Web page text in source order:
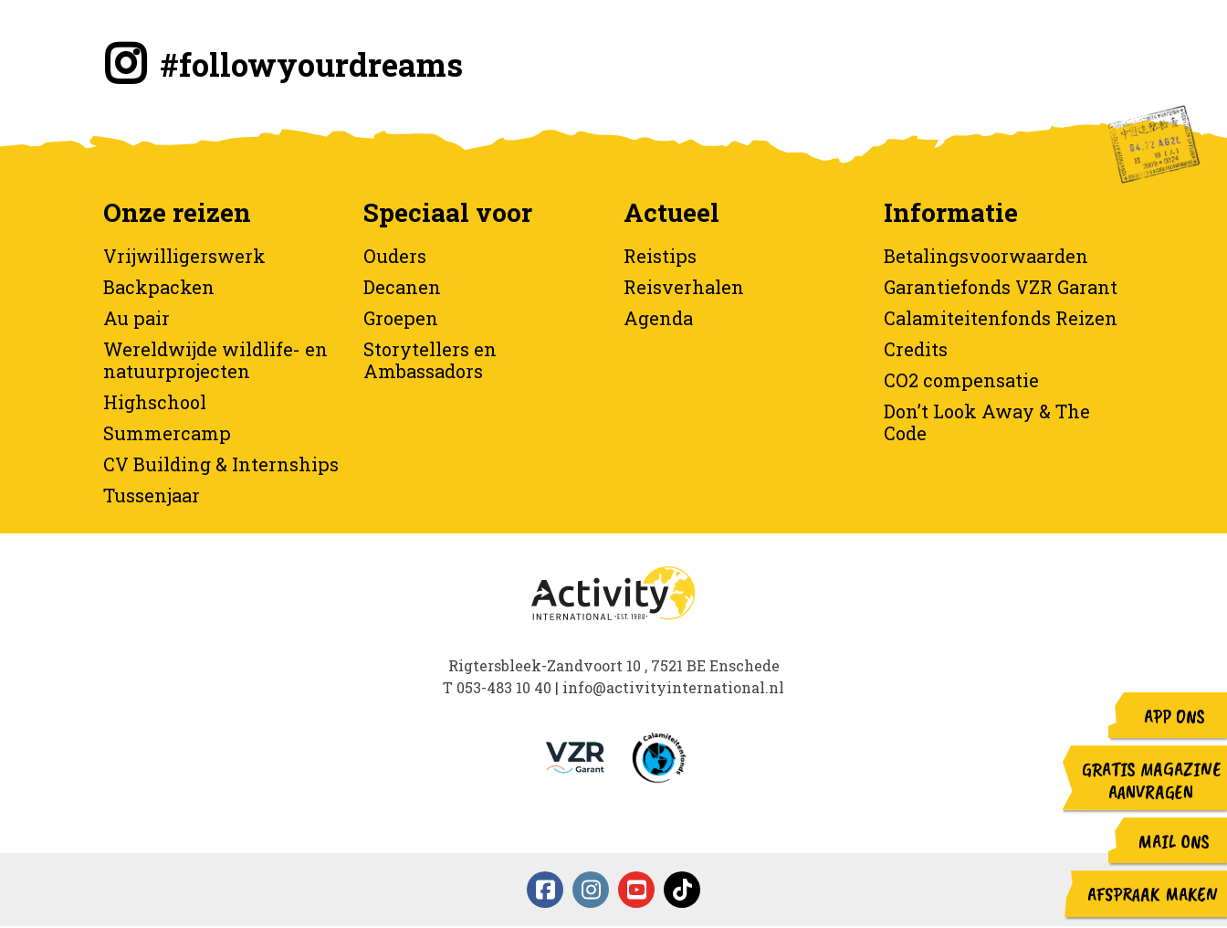
APP ONS
GRATIS MAGAZINE
AANVRAGEN
MAIL ONS
AFSPRAAK MAKEN
#followyourdreams
Onze reizen
Vrijwilligerswerk
Backpacken
Au pair
Wereldwijde wildlife- en
natuurprojecten
Highschool
Summercamp
CV Building & Internships
Tussenjaar
Speciaal voor
Ouders
Decanen
Groepen
Storytellers en
Ambassadors
Actueel
Reistips
Reisverhalen
Agenda
Informatie
Betalingsvoorwaarden
Garantiefonds VZR Garant
Calamiteitenfonds Reizen
Credits
CO2 compensatie
Don’t Look Away & The
Code
Rigtersbleek-Zandvoort 10 , 7521 BE Enschede
T 053-483 10 40 | info@activityinternational.nl